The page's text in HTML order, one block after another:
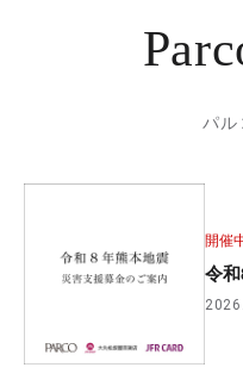
パル
開催
令